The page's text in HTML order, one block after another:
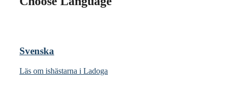
Svenska
Läs om ishästarna i Ladoga